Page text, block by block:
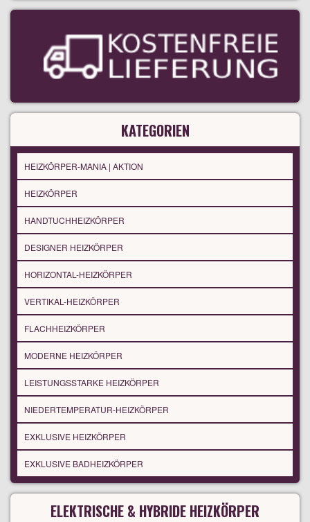
KATEGORIEN
HEIZKÖRPER-MANIA | AKTION
HEIZKÖRPER
HANDTUCHHEIZKÖRPER
DESIGNER HEIZKÖRPER
HORIZONTAL-HEIZKÖRPER
VERTIKAL-HEIZKÖRPER
FLACHHEIZKÖRPER
MODERNE HEIZKÖRPER
LEISTUNGSSTARKE HEIZKÖRPER
NIEDERTEMPERATUR-HEIZKÖRPER
EXKLUSIVE HEIZKÖRPER
EXKLUSIVE BADHEIZKÖRPER
ELEKTRISCHE & HYBRIDE HEIZKÖRPER